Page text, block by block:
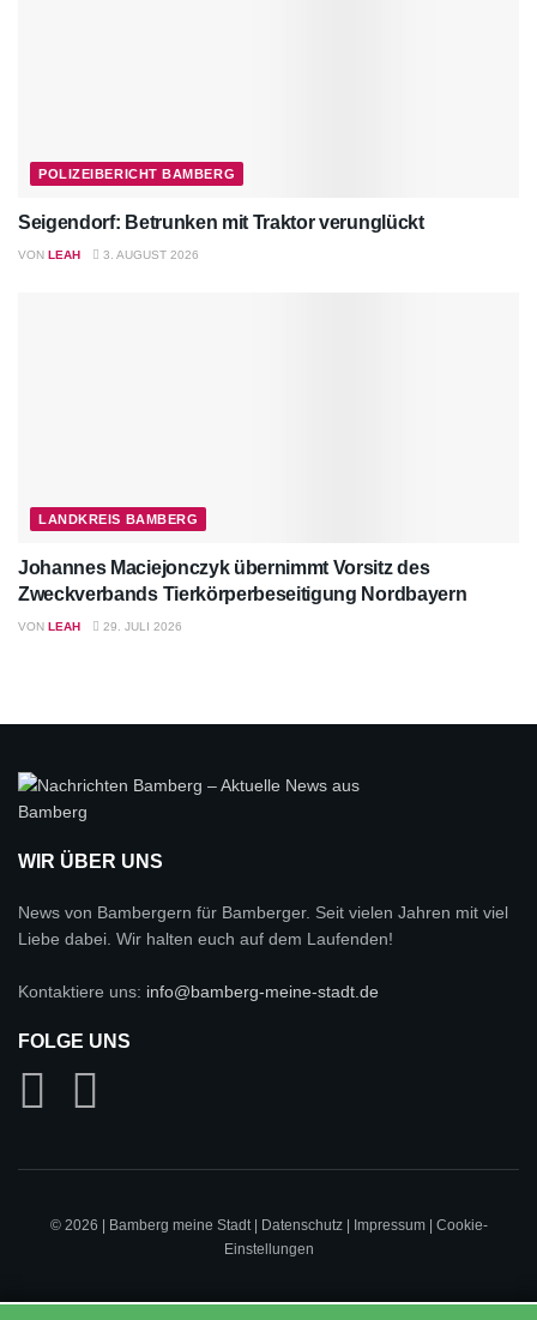
POLIZEIBERICHT BAMBERG
Seigendorf: Betrunken mit Traktor verunglückt
VON LEAH 3. AUGUST 2026
LANDKREIS BAMBERG
Johannes Maciejonczyk übernimmt Vorsitz des
Zweckverbands Tierkörperbeseitigung Nordbayern
VON LEAH 29. JULI 2026
WIR ÜBER UNS
News von Bambergern für Bamberger. Seit vielen Jahren mit viel
Liebe dabei. Wir halten euch auf dem Laufenden!
Kontaktiere uns: info@bamberg-meine-stadt.de
FOLGE UNS
© 2026 | Bamberg meine Stadt | Datenschutz| Impressum| Cookie-
Einstellungen